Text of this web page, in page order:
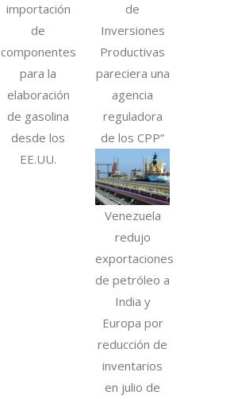
importación
de
componentes
para la
elaboración
de gasolina
desde los
EE.UU.
de
Inversiones
Productivas
pareciera una
agencia
reguladora
de los CPP”
Venezuela
redujo
exportaciones
de petróleo a
India y
Europa por
reducción de
inventarios
en julio de